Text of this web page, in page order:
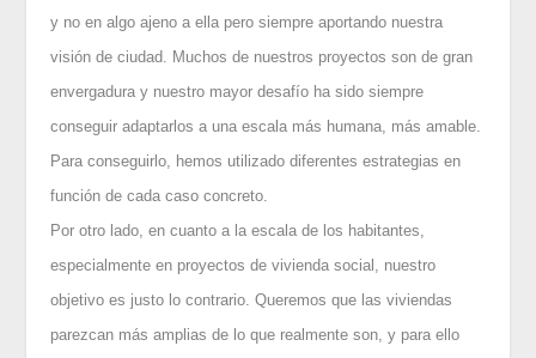
y no en algo ajeno a ella pero siempre aportando nuestra
visión de ciudad. Muchos de nuestros proyectos son de gran
envergadura y nuestro mayor desafío ha sido siempre
conseguir adaptarlos a una escala más humana, más amable.
Para conseguirlo, hemos utilizado diferentes estrategias en
función de cada caso concreto.
Por otro lado, en cuanto a la escala de los habitantes,
especialmente en proyectos de vivienda social, nuestro
objetivo es justo lo contrario. Queremos que las viviendas
parezcan más amplias de lo que realmente son, y para ello